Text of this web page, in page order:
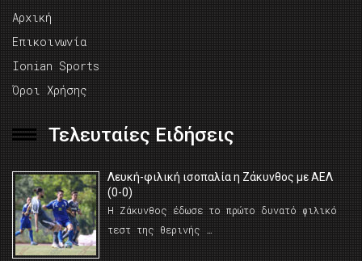
Αρχική
Επικοινωνία
Ionian Sports
Όροι Χρήσης
Τελευταίες Ειδήσεις
Λευκή-φιλική ισοπαλία η Ζάκυνθος με ΑΕΛ
(0-0)
Η Ζάκυνθος έδωσε το πρώτο δυνατό φιλικό
τεστ της θερινής …